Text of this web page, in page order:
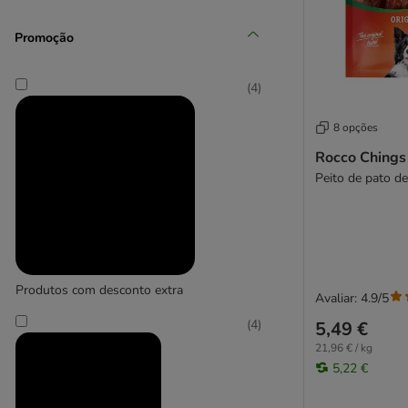
Briantos
Burns
Dibo
Caniland
Promoção
Produtos com desconto extra
(4)
(4)
8 opções
Rocco
Peito de pato
5,49 €
21,96 € / kg
5,22 €
Avaliar: 4.9/5